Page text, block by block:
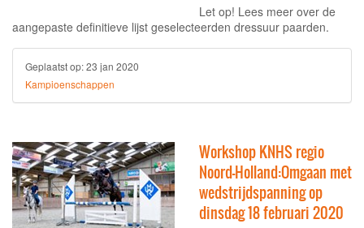
Let op! Lees meer over de
aangepaste definitieve lijst geselecteerden dressuur paarden.
Geplaatst op:23 jan 2020
Kampioenschappen
Workshop KNHS regio
Noord-Holland:Omgaan met
wedstrijdspanning op
dinsdag 18 februari 2020